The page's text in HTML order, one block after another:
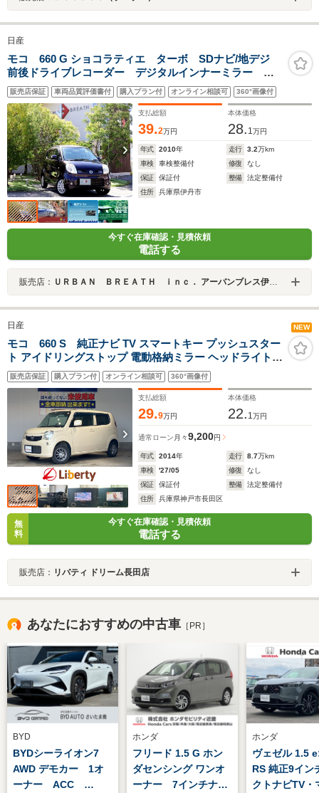
日産
モコ 660 G ショコラティエ ターボ SDナビ/地デジ
前後ドライブレコーダー デジタルインナーミラー ス
マートキー 純正14AW ETC オートライト フォグ
プライバシーガラス ドアバイザー 純正盗難防止装
置 電動格納ミラー
販売店保証 車両品質評価書付 購入プラン付 オンライン相談可 360°画像付
支払総額
39.2万円
本体価格
28. 1万円
年式 2010年 走行 3.2万km
車検
車検整備付 修復
なし
保証
保証付 整備
法定整備付
住所
兵庫県伊丹市
今すぐ在庫確認・見積依頼
電話する
販売店： ＵＲＢＡＮ ＢＲＥＡＴＨ ｉｎｃ． アーバンブレス伊丹店
日産 NEW
モコ 660 S 純正ナビ TV スマートキー プッシュスター
ト アイドリングストップ 電動格納ミラー ヘッドライトレ
ベライザー 社外アルミホイール ETC
販売店保証 購入プラン付 オンライン相談可 360°画像付
支払総額
29.9万円
本体価格
22. 1万円
通常ローン 月々9,200円
年式 2014年 走行 8.7万km
車検
'27/05 修復
なし
保証
保証付 整備
法定整備付
住所
兵庫県神戸市長田区
無
料
今すぐ在庫確認・見積依頼
電話する
販売店： リバティ ドリーム長田店
あなたにおすすめの中古車 ［PR］
BYD
BYDシーライオン7
AWD デモカー 1オ
ーナー ACC
ホンダ
フリード 1.5 G ホン
ダセンシング ワンオ
ーナー 7インチナ
ホンダ
ヴェゼル 1.5
RS 純正9イン
クトナビTV・